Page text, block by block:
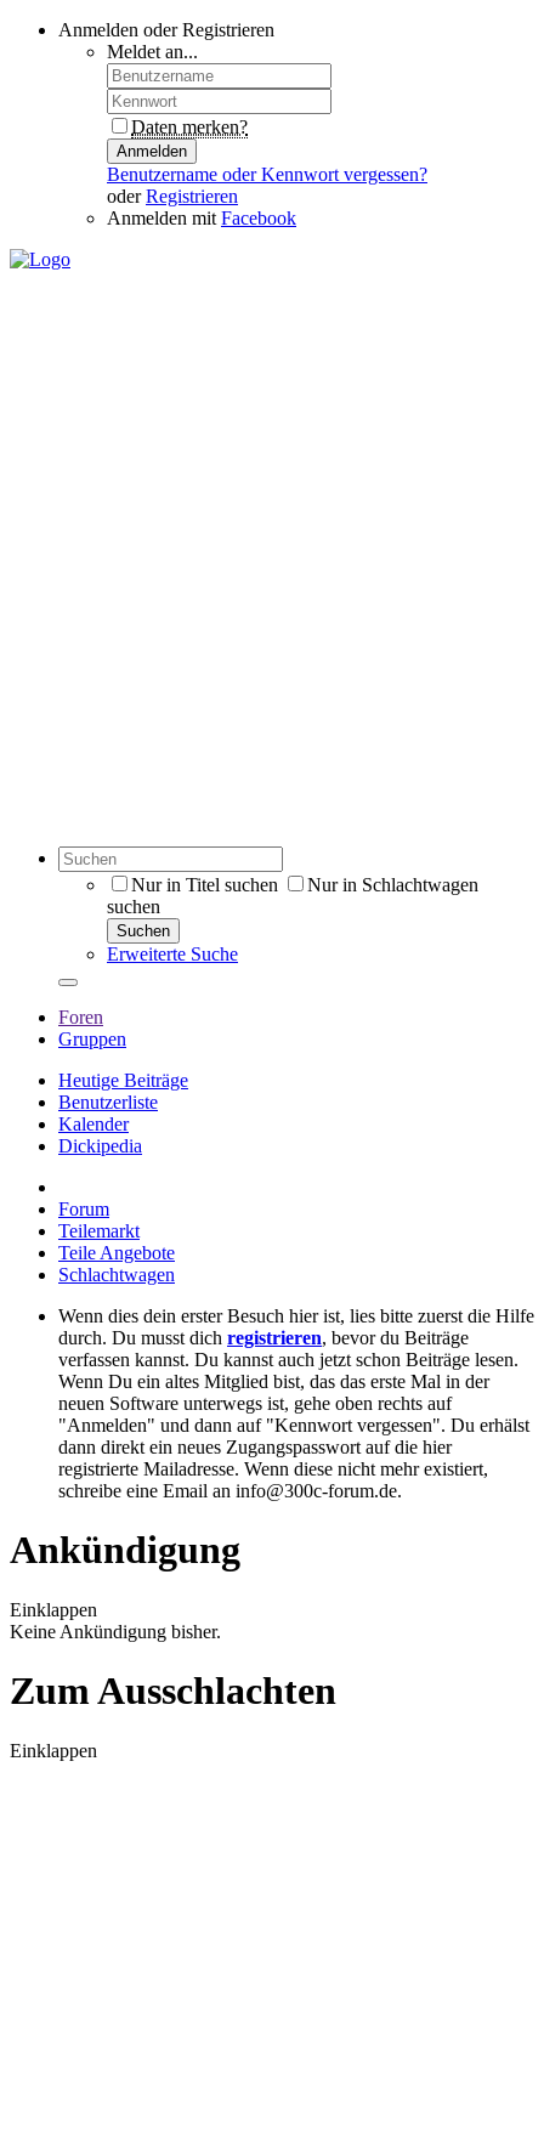
Anmelden oder Registrieren
Meldet an...
Daten merken?
Anmelden
Benutzername oder Kennwort vergessen?
oderRegistrieren
Anmelden mit Facebook
Nur in Titel suchen
Nur in Schlachtwagen
suchen
Suchen
Erweiterte Suche
Foren
Gruppen
Heutige Beiträge
Benutzerliste
Kalender
Dickipedia
Forum
Teilemarkt
Teile Angebote
Schlachtwagen
Wenn dies dein erster Besuch hier ist, lies bitte zuerst die Hilfe
durch. Du musst dich registrieren, bevor du Beiträge
verfassen kannst. Du kannst auch jetzt schon Beiträge lesen.
Wenn Du ein altes Mitglied bist, das das erste Mal in der
neuen Software unterwegs ist, gehe oben rechts auf
"Anmelden" und dann auf "Kennwort vergessen". Du erhälst
dann direkt ein neues Zugangspasswort auf die hier
registrierte Mailadresse. Wenn diese nicht mehr existiert,
schreibe eine Email an info@300c-forum.de.
Ankündigung
Einklappen
Keine Ankündigung bisher.
Zum Ausschlachten
Einklappen